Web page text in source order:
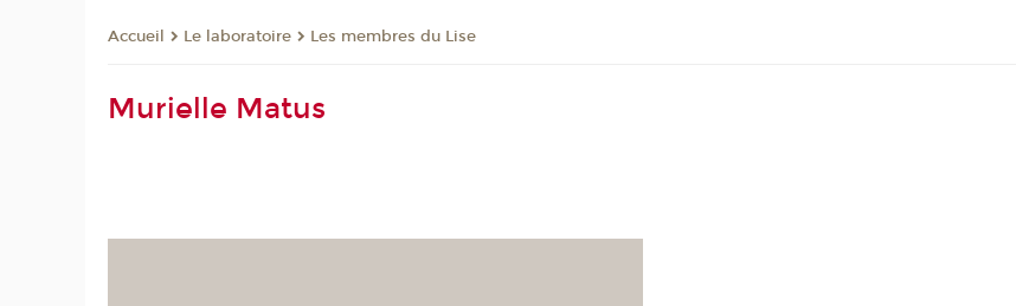
Accueil Le laboratoire Les membres du Lise
Murielle Matus